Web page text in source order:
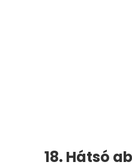
18. Hátsó